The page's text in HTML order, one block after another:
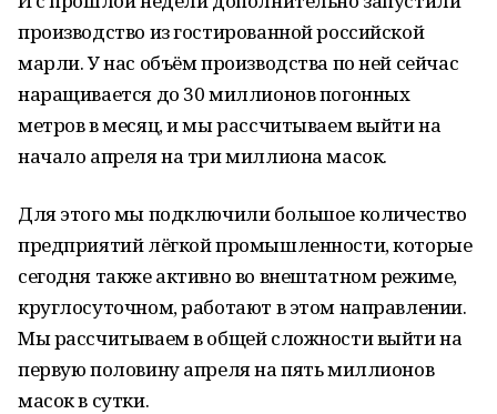
производство из гостированной российской
марли. У нас объём производства по ней сейчас
наращивается до 30 миллионов погонных
метров в месяц, и мы рассчитываем выйти на
начало апреля на три миллиона масок.
Для этого мы подключили большое количество
предприятий лёгкой промышленности, которые
сегодня также активно во внештатном режиме,
круглосуточном, работают в этом направлении.
Мы рассчитываем в общей сложности выйти на
первую половину апреля на пять миллионов
масок в сутки.